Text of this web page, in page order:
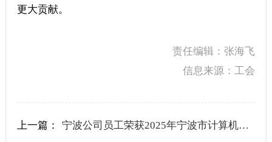
更大贡献。
责任编辑：张海飞
信息来源：工会
上一篇：
宁波公司员工荣获2025年宁波市计算机程序设计员群英赛第一名